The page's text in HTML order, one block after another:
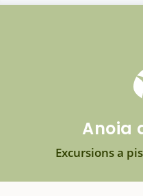
Anoia
Excursions a